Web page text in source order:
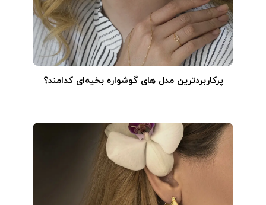
پرکاربردترین مدل های گوشواره بخیه‌ای کدامند؟